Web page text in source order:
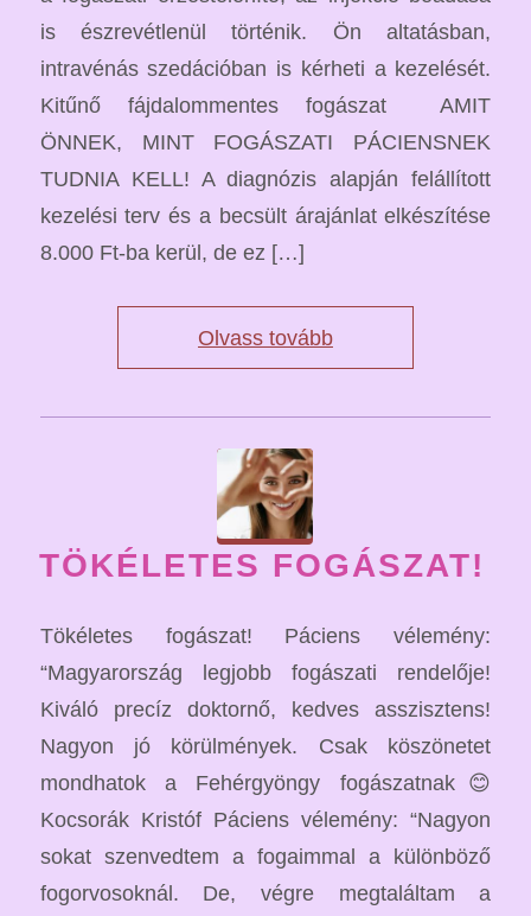
is észrevétlenül történik. Ön altatásban,
intravénás szedációban is kérheti a kezelését.
Kitűnő fájdalommentes fogászat AMIT
ÖNNEK, MINT FOGÁSZATI PÁCIENSNEK
TUDNIA KELL! A diagnózis alapján felállított
kezelési terv és a becsült árajánlat elkészítése
8.000 Ft-ba kerül, de ez […]
Olvass tovább
TÖKÉLETES FOGÁSZAT!
Tökéletes fogászat! Páciens vélemény:
“Magyarország legjobb fogászati rendelője!
Kiváló precíz doktornő, kedves asszisztens!
Nagyon jó körülmények. Csak köszönetet
mondhatok a Fehérgyöngy fogászatnak😊
Kocsorák Kristóf Páciens vélemény: “Nagyon
sokat szenvedtem a fogaimmal a különböző
fogorvosoknál. De, végre megtaláltam a